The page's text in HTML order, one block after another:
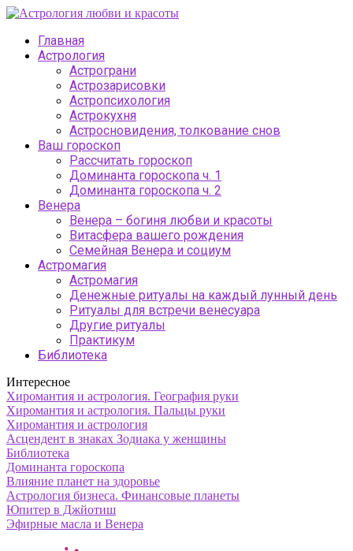
Главная
Астрология
Астрограни
Астрозарисовки
Астропсихология
Астрокухня
Астросновидения, толкование снов
Ваш гороскоп
Рассчитать гороскоп
Доминанта гороскопа ч. 1
Доминанта гороскопа ч. 2
Венера
Венера – богиня любви и красоты
Витасфера вашего рождения
Семейная Венера и социум
Астромагия
Астромагия
Денежные ритуалы на каждый лунный день
Ритуалы для встречи венесуара
Другие ритуалы
Практикум
Библиотека
Интересное
Хиромантия и астрология. География руки
Хиромантия и астрология. Пальцы руки
Хиромантия и астрология
Асцендент в знаках Зодиака у женщины
Библиотека
Доминанта гороскопа
Влияние планет на здоровье
Астрология бизнеса. Финансовые планеты
Юпитер в Джйотиш
Эфирные масла и Венера